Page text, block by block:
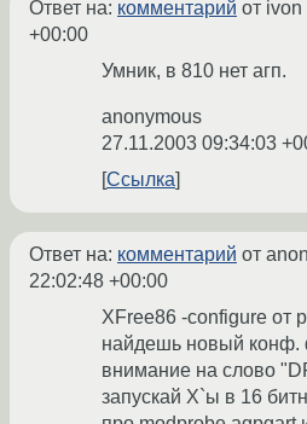
Ответ на: комментарий от ivon
+00:00
Умник, в 810 нет агп.
anonymous
27.11.2003 09:34:03
Ссылка
Ответ на: комментарий от
22:02:48 +00:00
XFree86 -configure от
найдешь новый конф.
внимание на слово
запускай X`ы в 16